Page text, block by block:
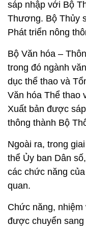
sáp nhập với Bộ
Thương. Bộ Thủy
Phát triển nông
Bộ Văn hóa –
trong đó ngành
dục thể thao và
Văn hóa Thể thao
Xuất bản được
thông thành Bộ
Ngoài ra, trong
thể Ủy ban Dân
các chức năng
quan.
Chức năng,
được chuyển